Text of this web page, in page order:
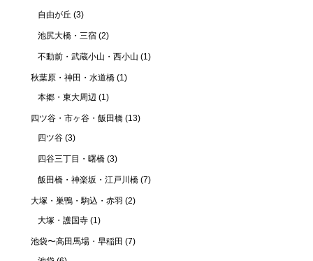
自由が丘 (3)
池尻大橋・三宿 (2)
不動前・武蔵小山・西小山 (1)
秋葉原・神田・水道橋 (1)
本郷・東大周辺 (1)
四ツ谷・市ヶ谷・飯田橋 (13)
四ツ谷 (3)
四谷三丁目・曙橋 (3)
飯田橋・神楽坂・江戸川橋 (7)
大塚・巣鴨・駒込・赤羽 (2)
大塚・護国寺 (1)
池袋〜高田馬場・早稲田 (7)